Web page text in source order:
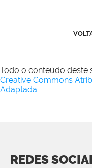
Todo o conteúdo deste
Creative Commons
Adaptada.
REDES